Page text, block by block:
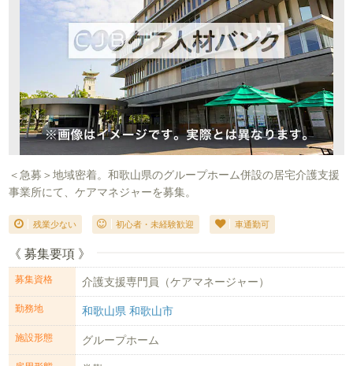
＜急募＞地域密着。和歌山県のグループホーム併設の居宅介護支援
事業所にて、ケアマネジャーを募集。
残業少ない 初心者・未経験歓迎 車通勤可
《 募集要項 》
募集資格 介護支援専門員（ケアマネージャー）
勤務地 和歌山県 和歌山市
施設形態 グループホーム